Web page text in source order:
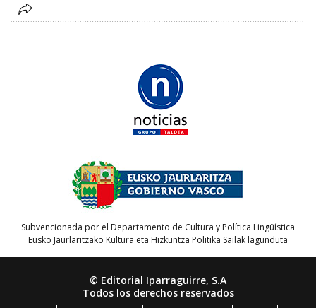
Subvencionada por el Departamento de Cultura y Política Lingüística
Eusko Jaurlaritzako Kultura eta Hizkuntza Politika Sailak lagunduta
© Editorial Iparraguirre, S.A
Todos los derechos reservados